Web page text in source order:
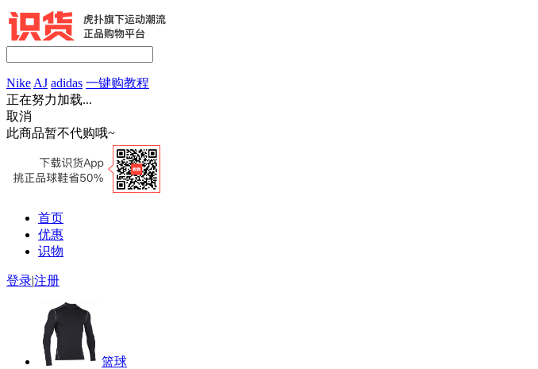
Nike AJ adidas 一键购教程
正在努力加载...
取消
此商品暂不代购哦~
首页
优惠
识物
登录|注册
篮球